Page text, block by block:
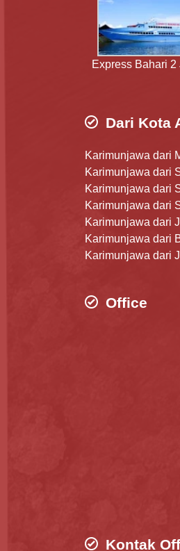
Express Bahari 2
Dari Kota
Karimunjawa dari
Karimunjawa dari
Karimunjawa dari
Karimunjawa dari
Karimunjawa dari
Karimunjawa dari
Karimunjawa dari
Office
Kontak